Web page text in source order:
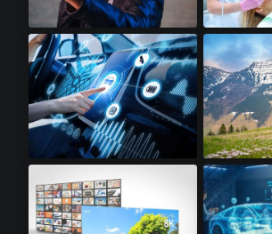
虚拟现实​ 牙科扫描仪
电动自行车​